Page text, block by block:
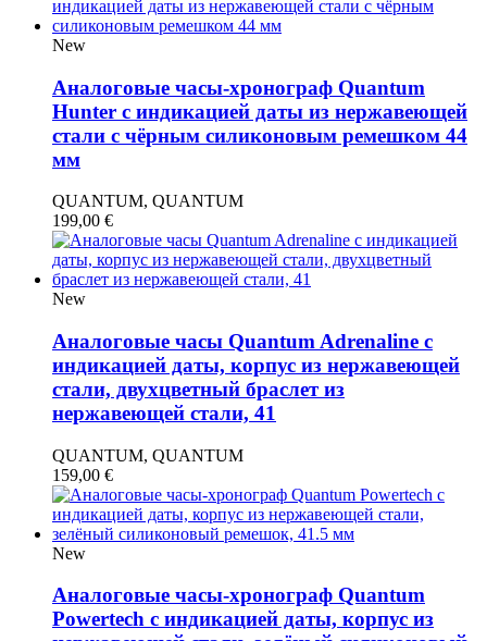
New
Аналоговые часы-хронограф Quantum
Hunter с индикацией даты из нержавеющей
стали с чёрным силиконовым ремешком 44
мм
QUANTUM, QUANTUM
199,00 €
New
Аналоговые часы Quantum Adrenaline с
индикацией даты, корпус из нержавеющей
стали, двухцветный браслет из
нержавеющей стали, 41
QUANTUM, QUANTUM
159,00 €
New
Аналоговые часы-хронограф Quantum
Powertech с индикацией даты, корпус из